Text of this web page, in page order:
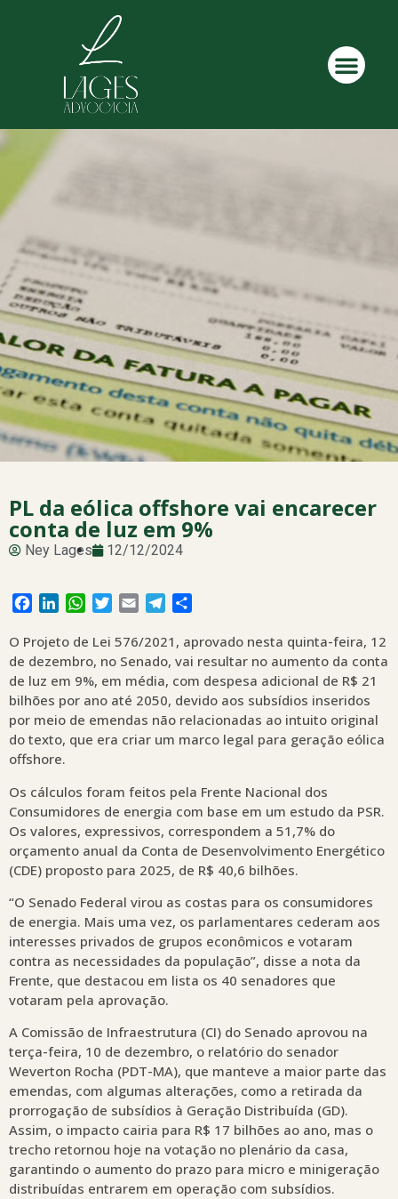
PL da eólica offshore vai encarecer
conta de luz em 9%
Ney Lages 12/12/2024
Facebook
LinkedInWhatsApp
Twitter
Email Telegram
O Projeto de Lei 576/2021, aprovado nesta quinta-feira, 12
de dezembro, no Senado, vai resultar no aumento da conta
de luz em 9%, em média, com despesa adicional de R$ 21
bilhões por ano até 2050, devido aos subsídios inseridos
por meio de emendas não relacionadas ao intuito original
do texto, que era criar um marco legal para geração eólica
offshore.
Os cálculos foram feitos pela Frente Nacional dos
Consumidores de energia com base em um estudo da PSR.
Os valores, expressivos, correspondem a 51,7% do
orçamento anual da Conta de Desenvolvimento Energético
(CDE) proposto para 2025, de R$ 40,6 bilhões.
“O Senado Federal virou as costas para os consumidores
de energia. Mais uma vez, os parlamentares cederam aos
interesses privados de grupos econômicos e votaram
contra as necessidades da população”, disse a nota da
Frente, que destacou em lista os 40 senadores que
votaram pela aprovação.
A Comissão de Infraestrutura (CI) do Senado aprovou na
terça-feira, 10 de dezembro, o relatório do senador
Weverton Rocha (PDT-MA), que manteve a maior parte das
emendas, com algumas alterações, como a retirada da
prorrogação de subsídios à Geração Distribuída (GD).
Assim, o impacto cairia para R$ 17 bilhões ao ano, mas o
trecho retornou hoje na votação no plenário da casa,
garantindo o aumento do prazo para micro e minigeração
distribuídas entrarem em operação com subsídios.